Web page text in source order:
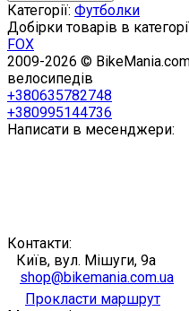
Категорії: Футболки
Добірки товарів в
FOX
2009-2026 ©
велосипедів
+380635782748
+380995144736
Написати в месенджери:
Контакти:
Київ, вул. Мішуги, 9а
shop@bikemania.com.ua
Прокласти маршрут